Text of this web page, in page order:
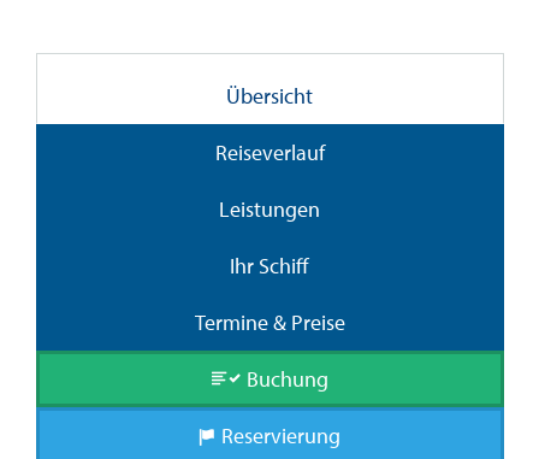
Übersicht
Reiseverlauf
Leistungen
Ihr Schiff
Termine & Preise
Buchung
Reservierung